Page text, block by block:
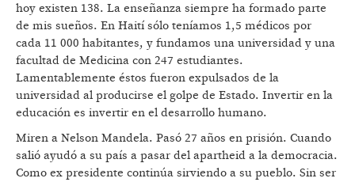
hoy existen 138. La enseñanza siempre ha formado parte
de mis sueños. En Haití sólo teníamos 1,5 médicos por
cada 11 000 habitantes, y fundamos una universidad y una
facultad de Medicina con 247 estudiantes.
Lamentablemente éstos fueron expulsados de la
universidad al producirse el golpe de Estado. Invertir en la
educación es invertir en el desarrollo humano.
Miren a Nelson Mandela. Pasó 27 años en prisión. Cuando
salió ayudó a su país a pasar del apartheid a la democracia.
Como ex presidente continúa sirviendo a su pueblo. Sin ser